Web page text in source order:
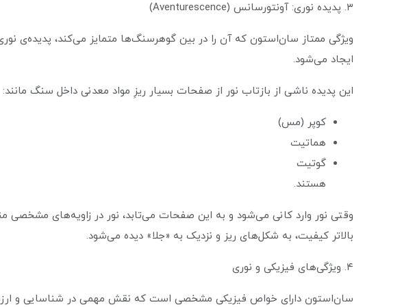
۳. پدیده نوری: آونتورسانس (Aventurescence)
ویژگی ممتاز سان‌استون که آن را در بین گوهرسنگ‌ها متمایز می‌کند، پدیده‌ی
ایجاد می‌شود.
این پدیده ناشی از بازتاب نور از صفحات بسیار ریزِ مواد معدنی داخل سنگ مانند:
کوپر (مس)
هماتیت
گوتیت
هستند.
وقتی نور وارد کانی می‌شود و به این صفحات می‌تابد، نور در زاویه‌های
بالاتر کیفیت، به شکل‌های ریز و نزدیک به «جلا» دیده می‌شود.
۴. ویژگی‌های فیزیکی و نوری
سان‌استون دارای خواص فیزیکی مشخصی است که نقش مهمی در شناسایی و